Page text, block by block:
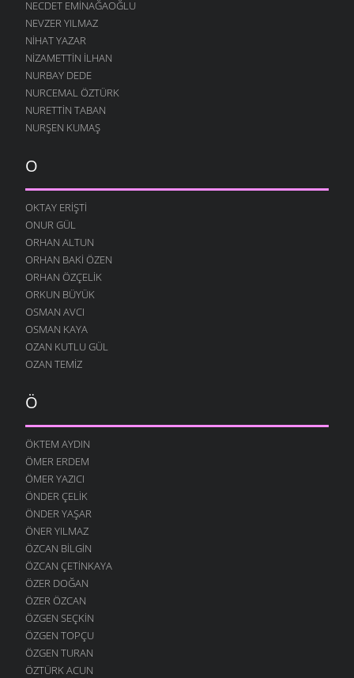
HE VALLAH
10 AĞUSTOS 2004
GEÇMIŞ ZAMAN OLURKI
10 AĞUSTOS 2004
YAĞMURLU ŞIIR
10 AĞUSTOS 2004
10 AĞUSTOS 2004
YENIDEN
10 AĞUSTOS 2004
DILFEZ
24 TEMMUZ 2004
NECDET EMINAĞAOĞLU
NEVZER YILMAZ
NIHAT YAZAR
NIZAMETTIN İLHAN
NURBAY DEDE
NURCEMAL ÖZTÜRK
NURETTIN TABAN
NURŞEN KUMAŞ
O
OKTAY ERIŞTI
ONUR GÜL
ORHAN ALTUN
ORHAN BAKI ÖZEN
ORHAN ÖZÇELIK
ORKUN BÜYÜK
OSMAN AVCI
OSMAN KAYA
OZAN KUTLU GÜL
OZAN TEMIZ
Ö
ÖKTEM AYDIN
ÖMER ERDEM
ÖMER YAZICI
ÖNDER ÇELIK
ÖNDER YAŞAR
ÖNER YILMAZ
ÖZCAN BILGIN
ÖZCAN ÇETINKAYA
ÖZER DOĞAN
ÖZER ÖZCAN
ÖZGEN SEÇKIN
ÖZGEN TOPÇU
ÖZGEN TURAN
ÖZTÜRK ACUN